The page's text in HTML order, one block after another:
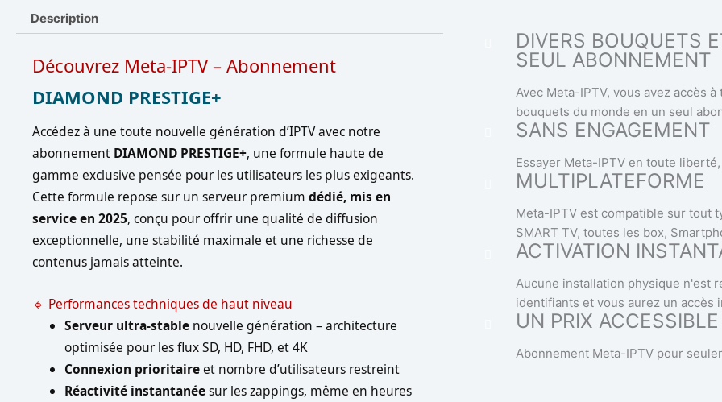
Description
Découvrez Meta-IPTV – Abonnement
DIAMOND PRESTIGE+
Accédez à une toute nouvelle génération d’IPTV avec notre
abonnement DIAMOND PRESTIGE+, une formule haute de
gamme exclusive pensée pour les utilisateurs les plus exigeants.
Cette formule repose sur un serveur premium dédié, mis en
service en 2025, conçu pour offrir une qualité de diffusion
exceptionnelle, une stabilité maximale et une richesse de
contenus jamais atteinte.
🔹 Performances techniques de haut niveau
Serveur ultra-stable nouvelle génération – architecture
optimisée pour les flux SD, HD, FHD, et 4K
Connexion prioritaireet nombre d’utilisateurs restreint
Réactivité instantanéesur les zappings, même en heures
DIVERS BOUQUETS
SEUL ABONNEMENT
Avec Meta-IPTV, vous avez accès
bouquets du monde en un seul
SANS ENGAGEMENT
Essayer Meta-IPTV en toute
MULTIPLATEFORME
Meta-IPTV est compatible sur tout
SMART TV, toutes les box,
ACTIVATION
Aucune installation physique n'est
identifiants et vous aurez un accès
UN PRIX ACCESSIBLE
Abonnement Meta-IPTV pour